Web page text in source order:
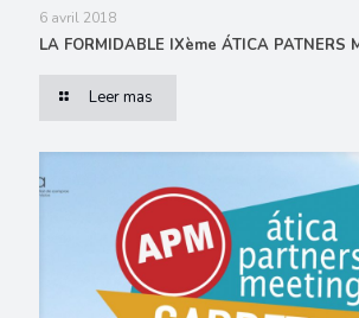
6 avril 2018
LA FORMIDABLE IXème ÁTICA PATNERS
Leer mas